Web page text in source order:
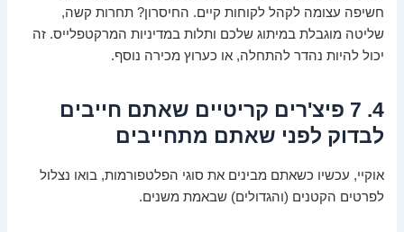
חשיפה עצומה לקהל לקוחות קיים. החיסרון? תחרות קשה,
שליטה מוגבלת במיתוג שלכם ותלות במדיניות המרקטפלייס. זה
יכול להיות נהדר להתחלה, או כערוץ מכירה נוסף.
4. 7 פיצ'רים קריטיים שאתם חייבים
לבדוק לפני שאתם מתחייבים
אוקיי, עכשיו כשאתם מבינים את סוגי הפלטפורמות, בואו נצלול
לפרטים הקטנים (והגדולים) שבאמת משנים.